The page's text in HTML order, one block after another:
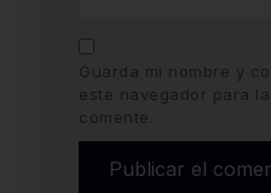
Guarda mi nombre y
este navegador para
comente.